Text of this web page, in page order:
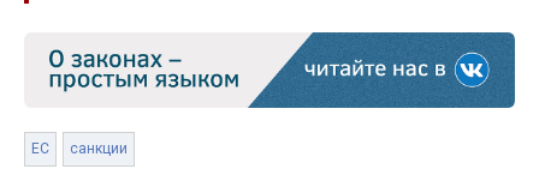
ЕС санкции